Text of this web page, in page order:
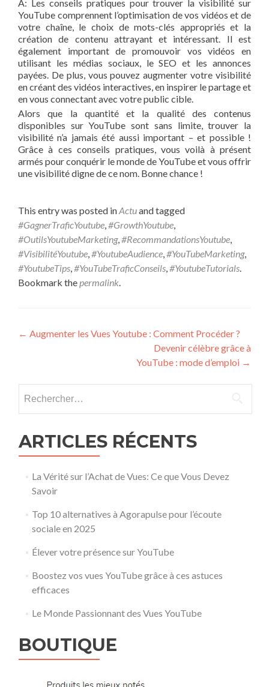
A: Les conseils pratiques pour trouver la visibilité sur
YouTube comprennent l’optimisation de vos vidéos et de
votre chaîne, le choix de mots-clés appropriés et la
création de contenu attrayant et intéressant. Il est
également important de promouvoir vos vidéos en
utilisant les médias sociaux, le SEO et les annonces
payées. De plus, vous pouvez augmenter votre visibilité
en créant des vidéos interactives, en inspirer le partage et
en vous connectant avec votre public cible.
Alors que la quantité et la qualité des contenus
disponibles sur YouTube sont sans limite, trouver la
visibilité n’a jamais été aussi important – et possible !
Grâce à ces conseils pratiques, vous voilà à présent
armés pour conquérir le monde de YouTube et vous offrir
une visibilité digne de ce nom. Bonne chance !
This entry was posted inActuand tagged
#GagnerTraficYoutube,#GrowthYoutube,
#OutilsYoutubeMarketing,#RecommandationsYoutube,
#VisibilitéYoutube,#YoutubeAudience,#YouTubeMarketing,
#YoutubeTips,#YouTubeTraficConseils,#YoutubeTutorials.
Bookmark thepermalink.
Post navigation
← Augmenter les Vues Youtube : Comment Procéder ?
Devenir célèbre grâce à
YouTube : mode d’emploi →
ARTICLES RÉCENTS
La Vérité sur l’Achat de Vues: Ce que Vous Devez
Savoir
Top 10 alternatives à Agorapulse pour l’écoute
sociale en 2025
Élever votre présence sur YouTube
Boostez vos vues YouTube grâce à ces astuces
efficaces
Le Monde Passionnant des Vues YouTube
BOUTIQUE